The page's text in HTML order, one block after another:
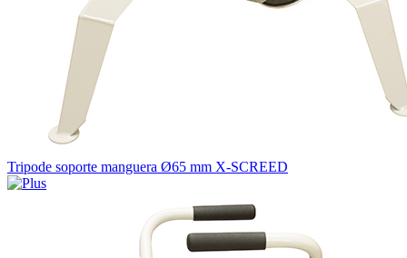
Tripode soporte manguera Ø65 mm X-SCREED